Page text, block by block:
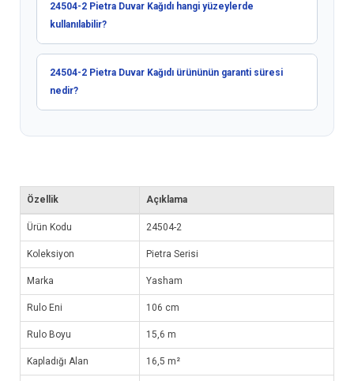
24504-2 Pietra Duvar Kağıdı hangi yüzeylerde
kullanılabilir?
24504-2 Pietra Duvar Kağıdı ürününün garanti süresi
nedir?
Özellik Açıklama
Ürün Kodu 24504-2
Koleksiyon Pietra Serisi
Marka Yasham
Rulo Eni 106 cm
Rulo Boyu 15,6 m
Kapladığı Alan 16,5 m²